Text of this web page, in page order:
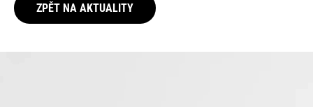
ZPĚT NA AKTUALITY